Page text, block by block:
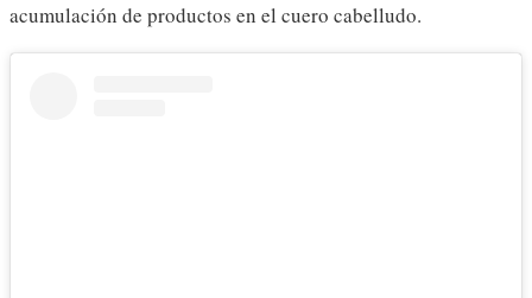
acumulación de productos en el cuero cabelludo.